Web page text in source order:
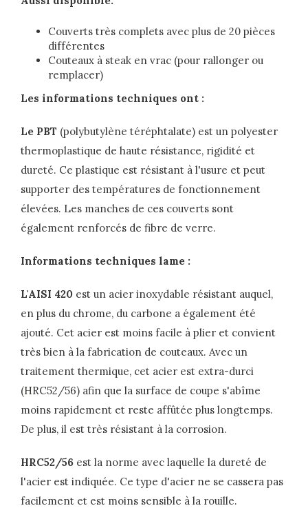
Couverts très complets avec plus de 20 pièces
différentes
Couteaux à steak en vrac (pour rallonger ou
remplacer)
Les informations techniques ont :
Le PBT (polybutylène téréphtalate) est un polyester
thermoplastique de haute résistance, rigidité et
dureté. Ce plastique est résistant à l'usure et peut
supporter des températures de fonctionnement
élevées. Les manches de ces couverts sont
également renforcés de fibre de verre.
Informations techniques lame :
L'AISI 420 est un acier inoxydable résistant auquel,
en plus du chrome, du carbone a également été
ajouté. Cet acier est moins facile à plier et convient
très bien à la fabrication de couteaux. Avec un
traitement thermique, cet acier est extra-durci
(HRC52/56) afin que la surface de coupe s'abîme
moins rapidement et reste affûtée plus longtemps.
De plus, il est très résistant à la corrosion.
HRC52/56 est la norme avec laquelle la dureté de
l'acier est indiquée. Ce type d'acier ne se cassera pas
facilement et est moins sensible à la rouille.